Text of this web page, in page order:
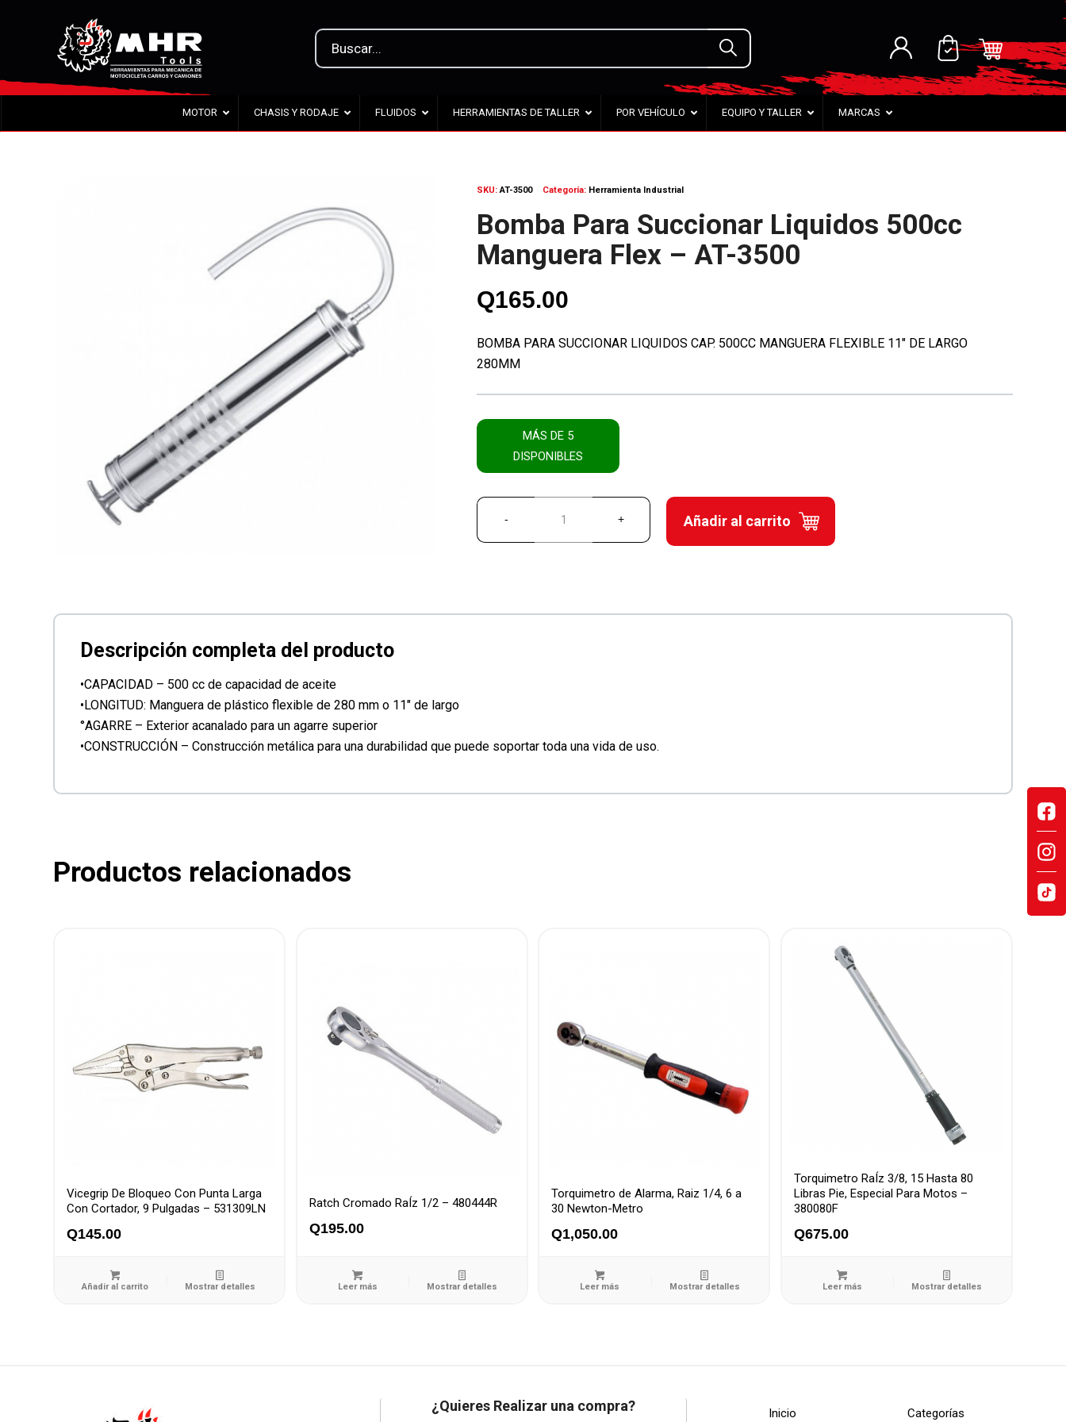
MOTOR CHASIS Y RODAJE FLUIDOS HERRAMIENTAS DE TALLER POR VEHÍCULO EQUIPO Y TALLER MARCAS
SKU:AT-3500 Categoría: Herramienta Industrial
Bomba Para Succionar Liquidos 500cc
Manguera Flex – AT-3500
Q165.00
BOMBA PARA SUCCIONAR LIQUIDOS CAP. 500CC MANGUERA FLEXIBLE 11″ DE LARGO
280MM
MÁS DE 5
DISPONIBLES
Añadir al carrito
•CAPACIDAD – 500 cc de capacidad de aceite
•LONGITUD: Manguera de plástico flexible de 280 mm o 11″ de largo
°AGARRE – Exterior acanalado para un agarre superior
•CONSTRUCCIÓN – Construcción metálica para una durabilidad que puede soportar toda una vida de uso.
Productos relacionados
Vicegrip De Bloqueo Con Punta Larga
Con Cortador, 9 Pulgadas – 531309LN
Q145.00
Añadir al carrito Mostrar detalles
Ratch Cromado RaÍz 1/2 – 480444R
Q195.00
Leer más Mostrar detalles
Torquimetro de Alarma, Raiz 1/4, 6 a
30 Newton-Metro
Q1,050.00
Leer más Mostrar detalles
Torquimetro RaÍz 3/8, 15 Hasta 80
Libras Pie, Especial Para Motos –
380080F
Q675.00
Leer más Mostrar detalles
¿Quieres Realizar una compra? Inicio Categorías